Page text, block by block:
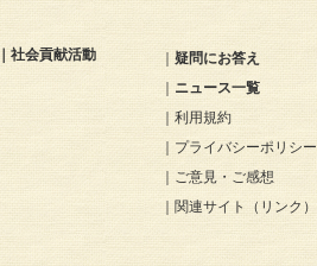
社会貢献活動
疑問にお答え
ニュース一覧
利用規約
プライバシーポリシー
ご意見・ご感想
関連サイト（リンク）